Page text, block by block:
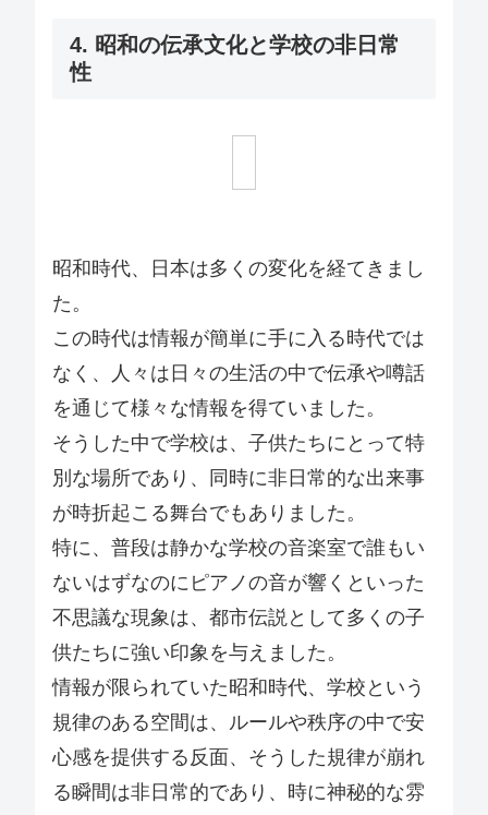
4. 昭和の伝承文化と学校の非日常
性
昭和時代、日本は多くの変化を経てきまし
た。
この時代は情報が簡単に手に入る時代では
なく、人々は日々の生活の中で伝承や噂話
を通じて様々な情報を得ていました。
そうした中で学校は、子供たちにとって特
別な場所であり、同時に非日常的な出来事
が時折起こる舞台でもありました。
特に、普段は静かな学校の音楽室で誰もい
ないはずなのにピアノの音が響くといった
不思議な現象は、都市伝説として多くの子
供たちに強い印象を与えました。
情報が限られていた昭和時代、学校という
規律のある空間は、ルールや秩序の中で安
心感を提供する反面、そうした規律が崩れ
る瞬間は非日常的であり、時に神秘的な雰